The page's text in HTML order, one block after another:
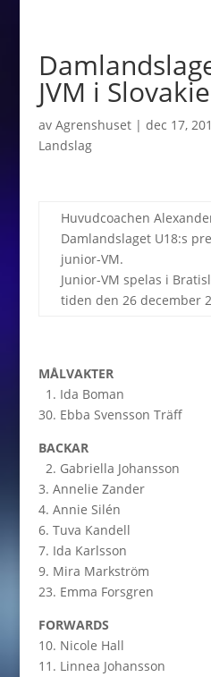
JVM i
av Agrenshuset| dec 17,
Landslag
Huvudcoachen
Damlandslaget U18:s
junior-VM.
Junior-VM spelas i
tiden den 26 december
MÅLVAKTER
1. Ida Boman
30. Ebba Svensson Träff
BACKAR
2. Gabriella Johansson
3. Annelie Zander
4. Annie Silén
6. Tuva Kandell
7. Ida Karlsson
9. Mira Markström
23. Emma Forsgren
FORWARDS
10. Nicole Hall
11. Linnea Johansson